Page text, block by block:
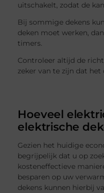
uitschakelt, zodat de
Bij sommige dekens
deken moet werken,
timers.
Controleer altijd de
zeker van te zijn dat
Hoeveel
elektrische
Gezien het huidige
begrijpelijk dat u op
kosteneffectieve
besparen op uw
dekens kunnen hierbij